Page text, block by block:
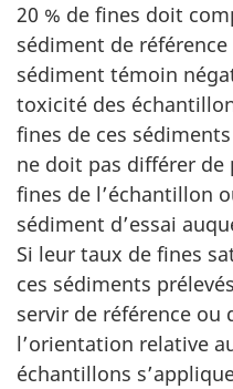
20 % de fines doit
sédiment de
sédiment témoin
toxicité des
fines de ces
ne doit pas différer de
fines de l’échantillon
sédiment d’essai
Si leur taux de fines
ces sédiments
servir de référence ou
l’orientation relative
échantillons